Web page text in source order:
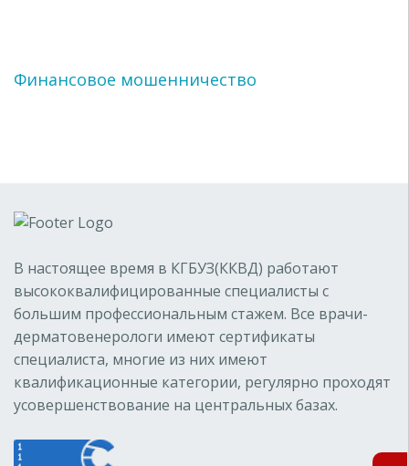
Финансовое мошенничество
В настоящее время в КГБУЗ(ККВД) работают
высококвалифицированные специалисты с
большим профессиональным стажем. Все врачи-
дерматовенерологи имеют сертификаты
специалиста, многие из них имеют
квалификационные категории, регулярно проходят
усовершенствование на центральных базах.